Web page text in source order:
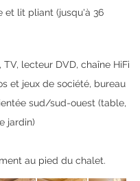
et lit pliant (jusqu'à 36
lecteur DVD, chaîne HiFi
et jeux de société, bureau
sud/sud-ouest (table,
jardin)
au pied du chalet.